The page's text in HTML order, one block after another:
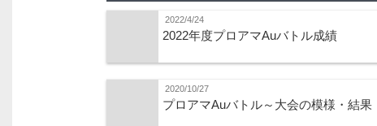
2022/4/24
2022年度プロアマAuバトル成績
2020/10/27
プロアマAuバトル～大会の模様・結果